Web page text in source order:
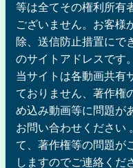
等は全てその権利所有
ございません。お客様
除、送信防止措置にで
のサイトアドレスです
当サイトは各動画共有
ておりません、著作権
め込み動画等に問題が
お問い合わせください
て、著作権等の問題が
しますのでご連絡くだ